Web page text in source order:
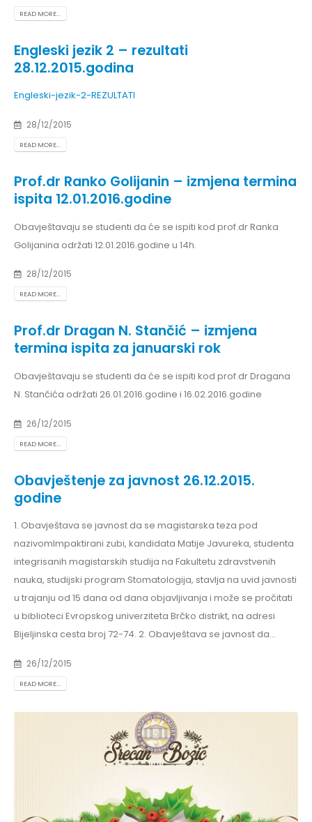
READ MORE...
Engleski jezik 2 – rezultati
28.12.2015.godina
Engleski-jezik-2-REZULTATI
28/12/2015
READ MORE...
Prof.dr Ranko Golijanin – izmjena termina
ispita 12.01.2016.godine
Obavještavaju se studenti da će se ispiti kod prof.dr Ranka
Golijanina održati 12.01.2016.godine u 14h.
28/12/2015
READ MORE...
Prof.dr Dragan N. Stančić – izmjena
termina ispita za januarski rok
Obavještavaju se studenti da će se ispiti kod prof.dr Dragana
N. Stančića održati 26.01.2016.godine i 16.02.2016.godine
26/12/2015
READ MORE...
Obavještenje za javnost 26.12.2015.
godine
1. Obavještava se javnost da se magistarska teza pod
nazivomImpaktirani zubi, kandidata Matije Javureka, studenta
integrisanih magistarskih studija na Fakultetu zdravstvenih
nauka, studijski program Stomatologija, stavlja na uvid javnosti
u trajanju od 15 dana od dana objavljivanja i može se pročitati
u biblioteci Evropskog univerziteta Brčko distrikt, na adresi
Bijeljinska cesta broj 72-74. 2. Obavještava se javnost da...
26/12/2015
READ MORE...